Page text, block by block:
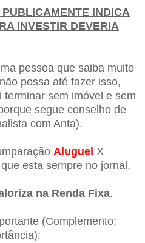
INDICA
INVESTIR DEVERIA
pessoa que saiba muito
possa até fazer isso,
sem imóvel e sem
segue conselho de
com Anta).
Aluguel X
esta sempre no jornal.
na Renda Fixa.
(Complemento: